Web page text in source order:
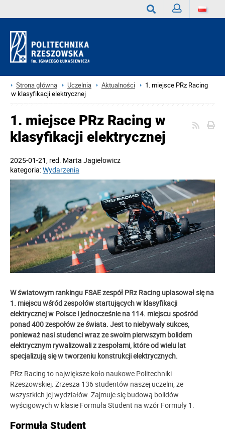
Strona główna Uczelnia Aktualności
1. miejsce PRz Racing
w klasyfikacji elektrycznej
1. miejsce PRz Racing w
klasyfikacji elektrycznej
2025-01-21, red. Marta Jagiełowicz
kategoria:Wydarzenia
W światowym rankingu FSAE zespół PRz Racing uplasował się na
1. miejscu wśród zespołów startujących w klasyfikacji
elektrycznej w Polsce i jednocześnie na 114. miejscu spośród
ponad 400 zespołów ze świata. Jest to niebywały sukces,
ponieważ nasi studenci wraz ze swoim pierwszym bolidem
elektrycznym rywalizowali z zespołami, które od wielu lat
specjalizują się w tworzeniu konstrukcji elektrycznych.
PRz Racing to największe koło naukowe Politechniki
Rzeszowskiej. Zrzesza 136 studentów naszej uczelni, ze
wszystkich jej wydziałów. Zajmuje się budową bolidów
wyścigowych w klasie Formuła Student na wzór Formuły 1.
Formuła Student